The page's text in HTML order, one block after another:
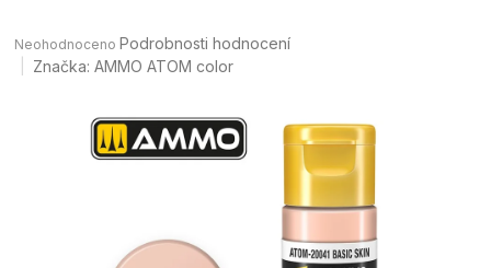
hodnocení
produktu
Neohodnoceno Podrobnosti hodnocení
Značka:AMMO ATOM color